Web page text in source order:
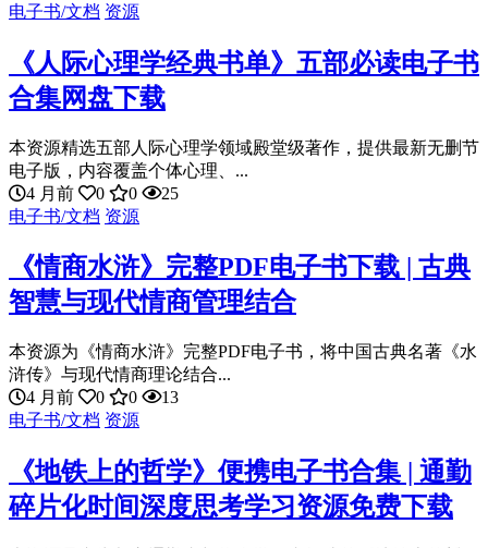
电子书/文档 资源
《人际心理学经典书单》五部必读电子书
合集网盘下载
本资源精选五部人际心理学领域殿堂级著作，提供最新无删节
电子版，内容覆盖个体心理、...
4 月前
0 0
25
电子书/文档 资源
《情商水浒》完整PDF电子书下载 | 古典
智慧与现代情商管理结合
本资源为《情商水浒》完整PDF电子书，将中国古典名著《水
浒传》与现代情商理论结合...
4 月前
0 0
13
电子书/文档 资源
《地铁上的哲学》便携电子书合集 | 通勤
碎片化时间深度思考学习资源免费下载